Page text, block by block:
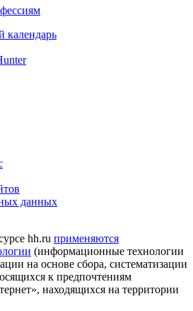
календарь
данных
hh.ru применяются
(информационные технологии
на основе сбора, систематизации
к предпочтениям
находящихся на территории